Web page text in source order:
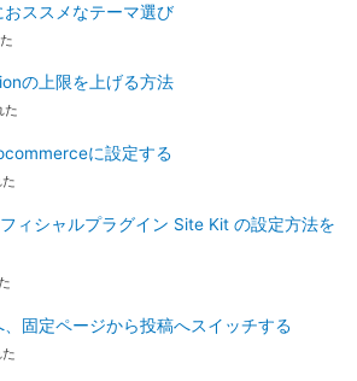
ススメなテーマ選び
の上限を上げる方法
た
に設定する
フィシャルプラグイン Site Kit の設定方法を
固定ページから投稿へスイッチする